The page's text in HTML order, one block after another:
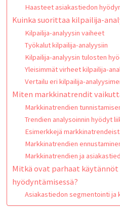
Haasteet asiakastiedon
Kuinka suorittaa kilpailija-
Kilpailija-analyysin vaiheet
Työkalut kilpailija-analyysiin
Kilpailija-analyysin tulosten
Yleisimmät virheet kilpailija-
Vertailu eri kilpailija-
Miten markkinatrendit
Markkinatrendien
Trendien analysoinnin hyödyt
Esimerkkejä
Markkinatrendien
Markkinatrendien ja
Mitkä ovat parhaat käytännöt
hyödyntämisessä?
Asiakastiedon segmentointi ja